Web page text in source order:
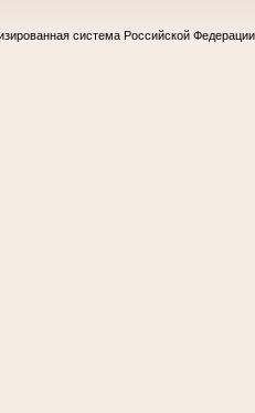
система Российской